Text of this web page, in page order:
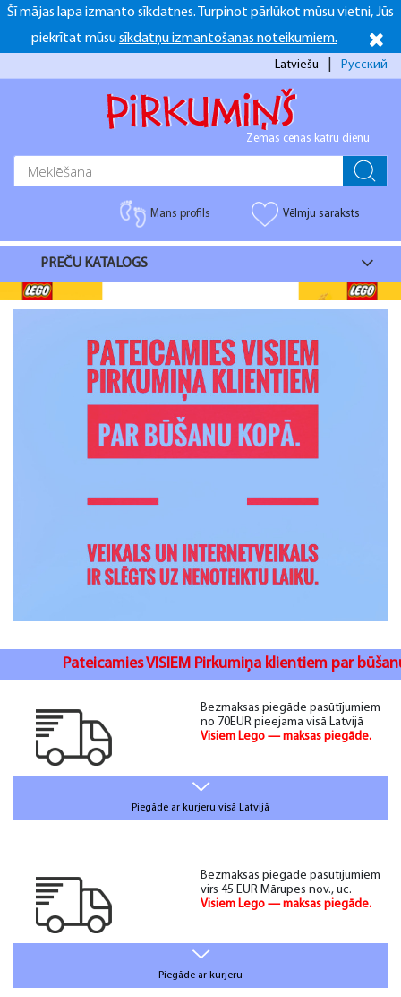
Šī mājas lapa izmanto sīkdatnes. Turpinot pārlūkot mūsu vietni, Jūs
piekrītat mūsusīkdatņu izmantošanas noteikumiem.
+371 26916937
+371 26916937
facebook
Darba dienās 10:00-16:00 S.Sv. Brīvs
Latviešu Русский
Zemas cenas katru dienu
Vēlmju saraksts
Mans profils
PREČU KATALOGS
Pateicamies VISIEM Pirkumiņa klientiem par būšanu
Bezmaksas piegāde pasūtījumiem
no 70EUR pieejama visā Latvijā
Visiem Lego — maksas piegāde.
Piegāde ar kurjeru visā Latvijā
Bezmaksas piegāde pasūtījumiem
virs 45 EUR Mārupes nov., uc.
Visiem Lego — maksas piegāde.
Piegāde ar kurjeru